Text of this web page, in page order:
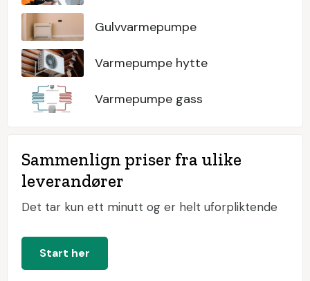
Gulvvarmepumpe
Varmepumpe hytte
Varmepumpe gass
Sammenlign priser fra ulike
leverandører
Det tar kun ett minutt og er helt uforpliktende
Start her